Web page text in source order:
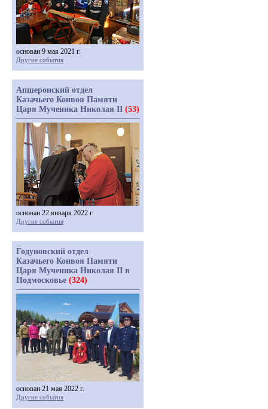
основан 9 мая 2021 г.
Другие события
Апшеронский отдел
Казачьего Конвоя Памяти
Царя Мученика Николая II (53)
основан 22 января 2022 г.
Другие события
Годуновский отдел
Казачьего Конвоя Памяти
Царя Мученика Николая II в
Подмосковье (324)
основан 21 мая 2022 г.
Другие события